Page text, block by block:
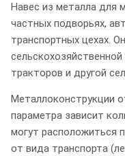
Навес из металла для
частных подворьях,
транспортных цехах.
тракторов и другой
Металлоконструкции
параметра зависит
могут расположиться
от вида транспорта